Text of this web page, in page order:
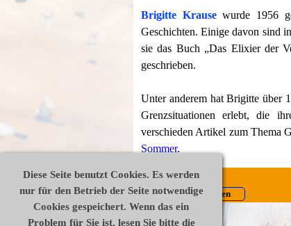
Diese Seite benutzt Cookies. Es werden
nur für den Betrieb der Seite notwendige
Cookies gespeichert. Wenn das ein
Problem für Sie ist, lesen Sie bitte die
Brigitte Krausewurde 1956
Geschichten. Einige davon sind
sie das Buch „Das Elixier der
geschrieben.
Unter anderem hat Brigitte über
Grenzsituationen erlebt, die
verschieden Artikel zum Thema
Sommer.
Datenschutz
Disclaimer
Impressum
AGB
Widerrufsrecht
Vertrag widerrufen
Zurück zum Seiteninhalt